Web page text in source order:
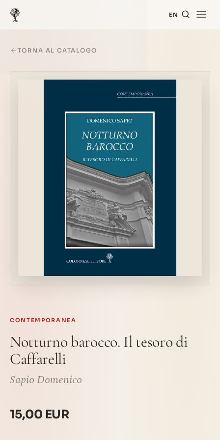
EN
TORNA AL CATALOGO
CONTEMPORANEA
Notturno barocco. Il tesoro di
Caffarelli
Sapio Domenico
15,00 EUR